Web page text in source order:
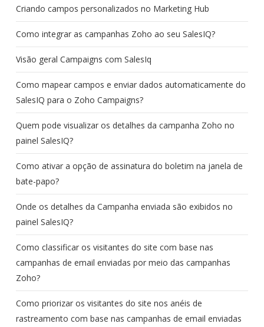
Criando campos personalizados no Marketing Hub
Como integrar as campanhas Zoho ao seu SalesIQ?
Visão geral Campaigns com SalesIq
Como mapear campos e enviar dados automaticamente do
SalesIQ para o Zoho Campaigns?
Quem pode visualizar os detalhes da campanha Zoho no
painel SalesIQ?
Como ativar a opção de assinatura do boletim na janela de
bate-papo?
Onde os detalhes da Campanha enviada são exibidos no
painel SalesIQ?
Como classificar os visitantes do site com base nas
campanhas de email enviadas por meio das campanhas
Zoho?
Como priorizar os visitantes do site nos anéis de
rastreamento com base nas campanhas de email enviadas